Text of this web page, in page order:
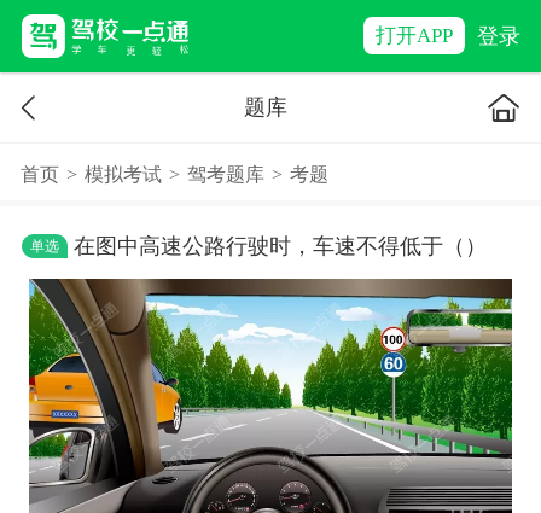
打开APP 登录
题库
首页 > 模拟考试 > 驾考题库 > 考题
单选 在图中高速公路行驶时，车速不得低于（）